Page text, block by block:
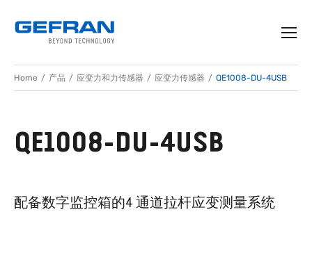
Home 产品 应变力和力传感器 应变力传感器 QE1008-DU-4USB
QE1008-DU-4USB
配备数字监控箱的4 通道拉杆应变测量系统